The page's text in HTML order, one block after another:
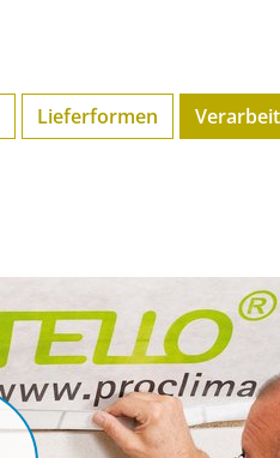
Lieferformen